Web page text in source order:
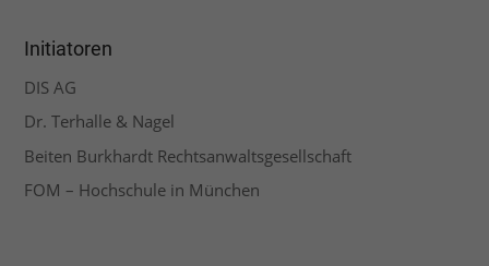
Initiatoren
DIS AG
Dr. Terhalle & Nagel
Beiten Burkhardt Rechtsanwaltsgesellschaft
FOM – Hochschule in München